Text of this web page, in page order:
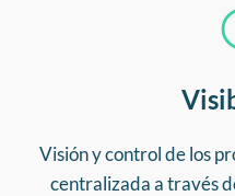
Visión y control de los
centralizada a través